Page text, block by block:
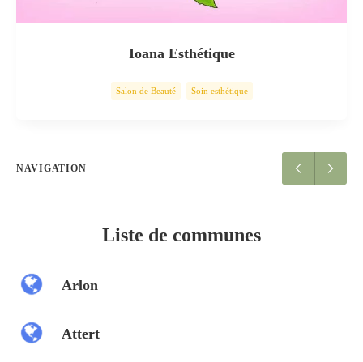
Ioana Esthétique
Salon de Beauté Soin esthétique
NAVIGATION
Liste de communes
Arlon
Attert